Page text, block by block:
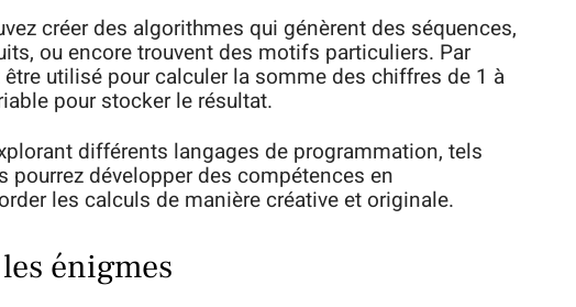
créer des algorithmes qui génèrent des séquences,
ou encore trouvent des motifs particuliers. Par
utilisé pour calculer la somme des chiffres de 1 à
pour stocker le résultat.
différents langages de programmation, tels
pourrez développer des compétences en
les calculs de manière créative et originale.
énigmes